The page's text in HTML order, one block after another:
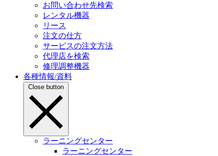
お問い合わせ先検索
レンタル機器
リース
注文の仕方
サービスの注文方法
代理店を検索
修理調整機器
各種情報/資料
Close button
ラーニングセンター
ラーニングセンター